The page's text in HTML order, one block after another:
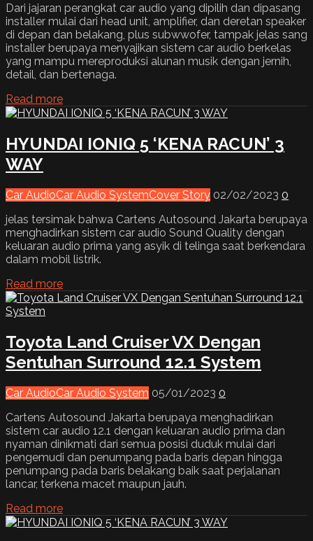
Dari jajaran perangkat car audio yang dipilih dan dipasang
installer mulai dari head unit, amplifier, dan deretan speaker
di depan dan belakang, plus subwwofer, tampak jelas sang
installer berupaya menyajikan sistem car audio berkelas
yang mampu mereproduksi alunan musik dengan jernih,
detail, dan bertenaga.
Read more
HYUNDAI IONIQ 5 ‘KENA RACUN’ 3
WAY
Car AudioCar Audio SystemCover Story 02/02/2023 0
jelas tersimak bahwa Cartens Autosound Jakarta berupaya
menghadirkan sistem car audio Sound Quality dengan
keluaran audio prima yang asyik di telinga saat berkendara
dalam mobil listrik.
Read more
Toyota Land Cruiser VX Dengan
Sentuhan Surround 12.1 System
Car AudioCar Audio System 05/01/2023 0
Cartens Autosound Jakarta berupaya menghadirkan
sistem car audio 12.1 dengan keluaran audio prima dan
nyaman dinikmati dari semua posisi duduk mulai dari
pengemudi dan penumpang pada baris depan hingga
penumpang pada baris belakang baik saat perjalanan
lancar, terkena macet maupun jauh.
Read more